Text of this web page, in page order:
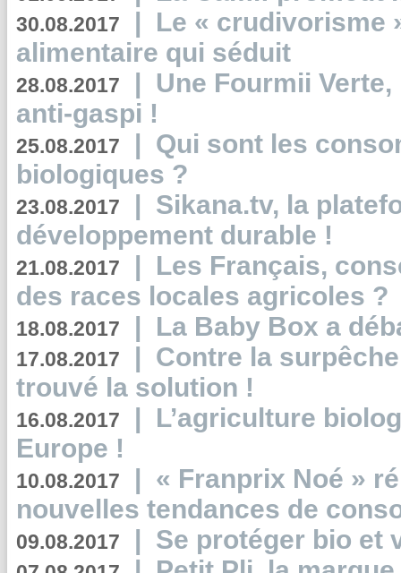
30.08.2017 | Le « crudivorisme
alimentaire qui séduit
28.08.2017 | Une Fourmii
anti-gaspi !
25.08.2017 | Qui sont les
biologiques ?
23.08.2017 | Sikana.tv, la
développement durable !
21.08.2017 | Les Français,
des races locales agricoles ?
18.08.2017 | La Baby Box a
17.08.2017 | Contre la
trouvé la solution !
16.08.2017 | L’agriculture
Europe !
10.08.2017 | « Franprix Noé »
nouvelles tendances de
09.08.2017 | Se protéger bio et